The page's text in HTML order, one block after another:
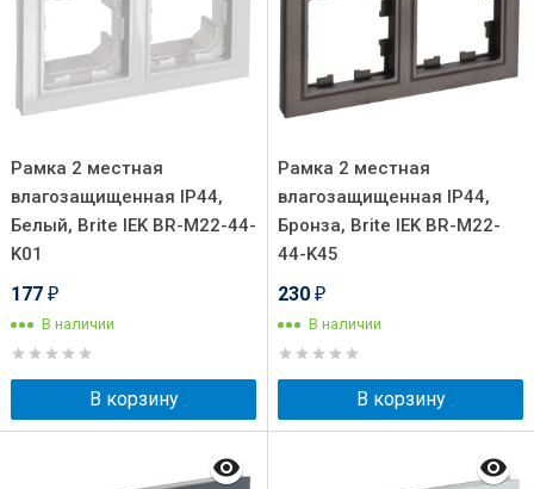
Рамка 2 местная
влагозащищенная IP44,
Белый, Brite IEK BR-M22-44-
K01
177 ₽
В наличии
В корзину
Рамка 2 местная
влагозащищенная IP44,
Бронза, Brite IEK BR-M22-
44-K45
230 ₽
В наличии
В корзину